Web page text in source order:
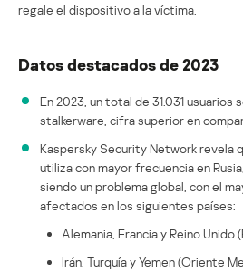
regale el dispositivo a la víctima.
Datos destacados de 2023
En 2023, un total de 31.031
stalkerware, cifra superior en
Kaspersky Security Network revela
utiliza con mayor frecuencia en
siendo un problema global, con el
afectados en los siguientes países:
Alemania, Francia y Reino Unido
Irán, Turquía y Yemen (Oriente